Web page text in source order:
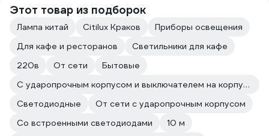
Этот товар из подборок
Лампа китай Citilux Краков
Приборы освещения
Для кафе и ресторанов
Светильники для кафе
220в
От сети
Бытовые
С ударопрочным корпусом и выключателем на корпусе
Светодиодные
От сети с ударопрочным корпусом
Со встроенными светодиодами
10 м